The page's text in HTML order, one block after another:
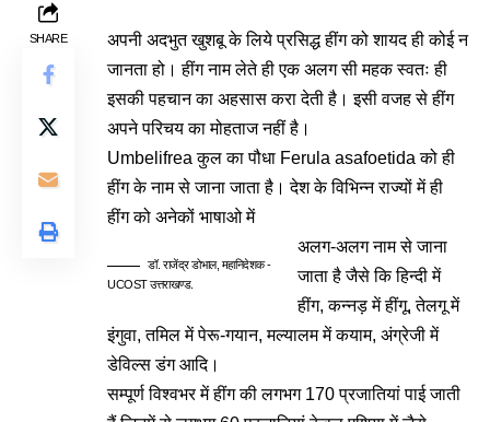
SHARE
अपनी अदभुत खुशबू के लिये प्रसिद्ध हींग को शायद ही कोई न
जानता हो। हींग नाम लेते ही एक अलग सी महक स्वतः ही
इसकी पहचान का अहसास करा देती है। इसी वजह से हींग
अपने परिचय का मोहताज नहीं है।
Umbelifrea कुल का पौधा Ferula asafoetida को ही
हींग के नाम से जाना जाता है। देश के विभिन्न राज्यों में ही
हींग को अनेकों भाषाओ में
डॉ. राजेंद्र डोभाल, महानिदेशक -
UCOST उत्तराखण्ड.
अलग-अलग नाम से जाना
जाता है जैसे कि हिन्दी में
हींग, कन्नड़ में हींगू, तेलगू में
इंगुवा, तमिल में पेरू-गयान, मल्यालम में कयाम, अंग्रेजी में
डेविल्स डंग आदि।
सम्पूर्ण विश्वभर में हींग की लगभग 170 प्रजातियां पाई जाती